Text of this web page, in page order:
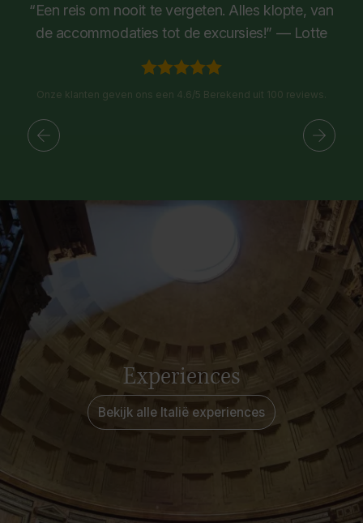
“Een reis om nooit te vergeten. Alles klopte, van
de accommodaties tot de excursies!” — Lotte
Onze klanten geven ons een 4.6/5 Berekend uit 100 reviews.
Experiences
Bekijk alle Italië experiences